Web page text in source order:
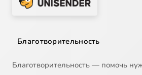
Благотворительность
Благотворительность — помочь